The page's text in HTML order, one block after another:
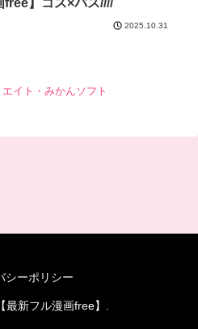
】コス×バス////
2025.10.31
イト・みかんソフト
シーポリシー
新フル漫画free】.